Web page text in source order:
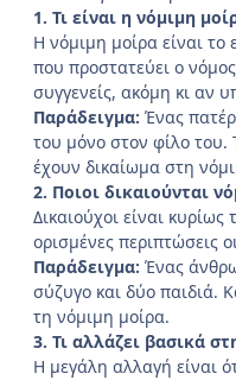
1. Τι είναι η νόμιμη
Η νόμιμη μοίρα είναι το
που προστατεύει ο
συγγενείς, ακόμη κι αν
Παράδειγμα: Ένας
του μόνο στον φίλο του.
έχουν δικαίωμα στη
2. Ποιοι δικαιούνται
Δικαιούχοι είναι
ορισμένες περιπτώσεις
Παράδειγμα: Ένας
σύζυγο και δύο παιδιά.
τη νόμιμη μοίρα.
3. Τι αλλάζει βασικά
Η μεγάλη αλλαγή είναι